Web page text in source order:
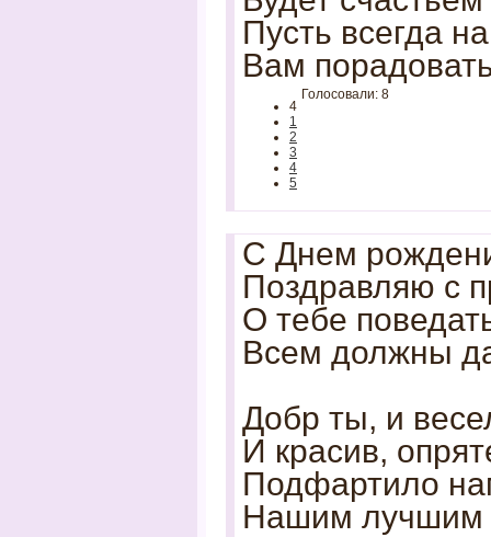
Пусть всегда
Вам
4
1
2
3
4
5
Голосовали: 8
С Днем
Поздравляю с
О тебе
Всем должны
Добр ты, и
И красив,
Подфартило
Нашим лучшим